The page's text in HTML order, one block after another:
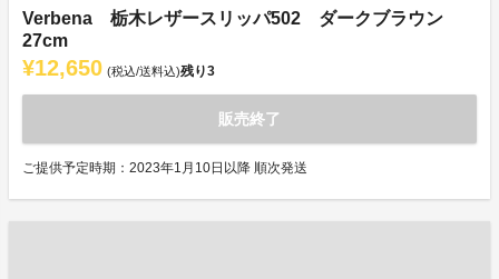
Verbena 栃木レザースリッパ502 ダークブラウン
27cm
¥12,650 (税込/送料込)残り3
販売終了
ご提供予定時期：2023年1月10日以降 順次発送